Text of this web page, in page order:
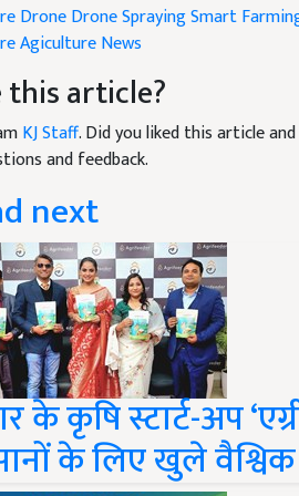
DroneDrone SprayingSmart
Agiculture News
this article?
KJ Staff. Did you liked this article
and feedback.
next
के कृषि स्टार्ट-अप
के लिए खुले वैश्विक